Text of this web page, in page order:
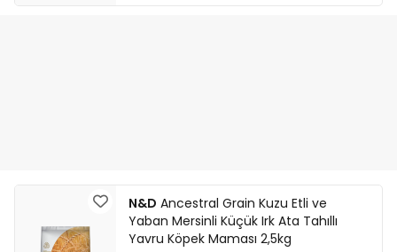
N&D Ancestral Grain Kuzu Etli ve
Yaban Mersinli Küçük Irk Ata Tahıllı
Yavru Köpek Maması 2,5kg